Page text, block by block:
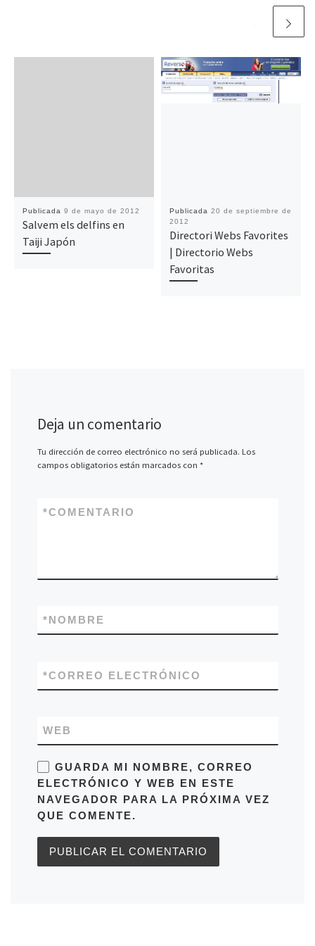
Publicada 9 de mayo de 2012
Salvem els delfins en
Taiji Japón
Publicada 20 de septiembre de
2012
Directori Webs Favorites
| Directorio Webs
Favoritas
Deja un comentario
Tu dirección de correo electrónico no será publicada. Los
campos obligatorios están marcados con *
COMENTARIO
*
NOMBRE
*
CORREO ELECTRÓNICO
*
WEB
GUARDA MI NOMBRE, CORREO
ELECTRÓNICO Y WEB EN ESTE
NAVEGADOR PARA LA PRÓXIMA VEZ
QUE COMENTE.